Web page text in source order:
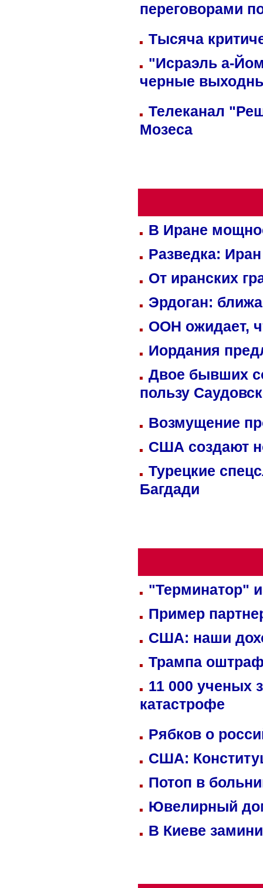
переговорами
Тысяча
"Исраэль а-
черные
Телеканал
Мозеса
В Иране
Разведка:
От иранских
Эрдоган:
ООН ожидает,
Иордания
Двое бывших
пользу
Возмущение
США создают
Турецкие
Багдади
"Терминатор"
Пример
США: наши
Трампа
11 000 ученых
катастрофе
Рябков о
США:
Потоп в
Ювелирный
В Киеве